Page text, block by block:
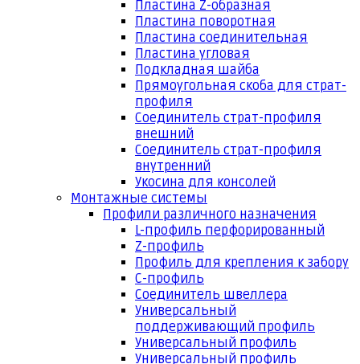
Пластина Z-образная
Пластина поворотная
Пластина соединительная
Пластина угловая
Подкладная шайба
Прямоугольная скоба для страт-
профиля
Соединитель страт-профиля
внешний
Соединитель страт-профиля
внутренний
Укосина для консолей
Монтажные системы
Профили различного назначения
L-профиль перфорированный
Z-профиль
Профиль для крепления к забору
С-профиль
Соединитель швеллера
Универсальный
поддерживающий профиль
Универсальный профиль
Универсальный профиль